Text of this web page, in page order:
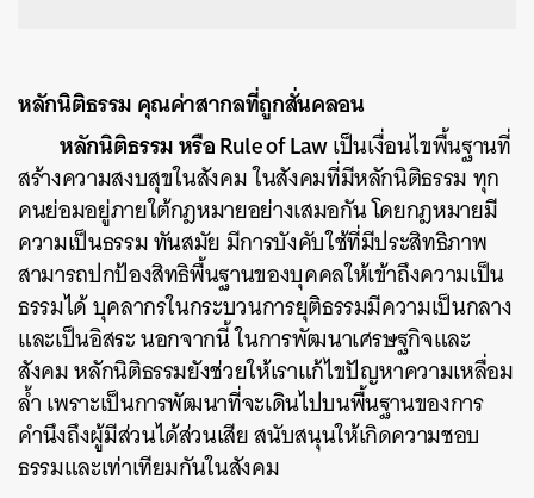
หลักนิติธรรม คุณค่าสากลที่ถูกสั่นคลอน
หลักนิติธรรม หรือ Rule of Lawเป็นเงื่อนไขพื้นฐานที่
สร้างความสงบสุขในสังคม ในสังคมที่มีหลักนิติธรรม ทุก
คนย่อมอยู่ภายใต้กฎหมายอย่างเสมอกัน โดยกฎหมายมี
ความเป็นธรรม ทันสมัย มีการบังคับใช้ที่มีประสิทธิภาพ
สามารถปกป้องสิทธิพื้นฐานของบุคคลให้เข้าถึงความเป็น
ธรรมได้ บุคลากรในกระบวนการยุติธรรมมีความเป็นกลาง
และเป็นอิสระ นอกจากนี้ ในการพัฒนาเศรษฐกิจและ
สังคม หลักนิติธรรมยังช่วยให้เราแก้ไขปัญหาความเหลื่อม
ล้ำ เพราะเป็นการพัฒนาที่จะเดินไปบนพื้นฐานของการ
คำนึงถึงผู้มีส่วนได้ส่วนเสีย สนับสนุนให้เกิดความชอบ
ธรรมและเท่าเทียมกันในสังคม